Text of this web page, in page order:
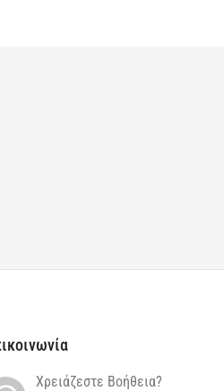
Χρειάζεστε Βοήθεια?